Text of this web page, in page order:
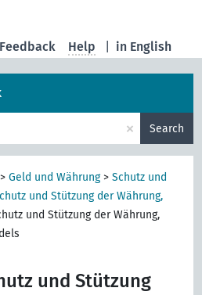
in English
Feedback Help
× Search
>Geld und Währung>Schutz und
und Stützung der Währung,
und Stützung der Währung,
und Stützung